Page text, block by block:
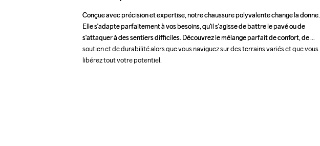
Conçue avec précision et expertise, notre chaussure polyvalente change la donne.
Elle s'adapte parfaitement à vos besoins, qu'il s'agisse de battre le pavé ou de
s'attaquer à des sentiers difficiles. Découvrez le mélange parfait de confort, de
soutien et de durabilité alors que vous naviguez sur des terrains variés et que vous
libérez tout votre potentiel.
Conçue avec précision et expertise, notre chaussure polyvalente change la donne.
Elle s'adapte parfaitement à vos besoins, qu'il s'agisse de battre le pavé ou de
s'attaquer à des sentiers difficiles. Découvrez le mélange parfait de confort, de
soutien et de durabilité alors que vous naviguez sur des terrains variés et que vous
libérez tout votre potentiel.